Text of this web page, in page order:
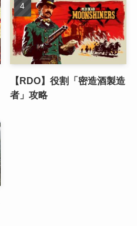
【RDO】役割「密造酒製造
者」攻略